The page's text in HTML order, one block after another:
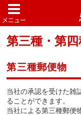
第三種・第
第三種郵便物
当社の承認を受けた雑
ることができます。
当社による第三種郵便